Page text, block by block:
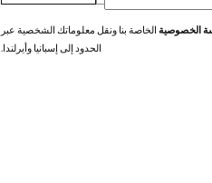
الخصوصية الخاصة بنا ونقل معلوماتك الشخصية عبر
الحدود إلى إسبانيا وأيرلندا.